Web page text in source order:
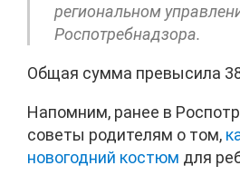
региональном
Роспотребнадзора.
Общая сумма превысила
Напомним, ранее в
советы родителям о том,
новогодний костюм для